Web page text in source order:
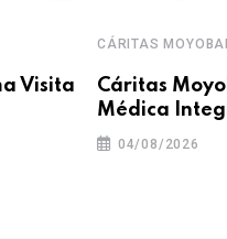
Visita
CÁRITAS
Cáritas
Médica
04/08/2026